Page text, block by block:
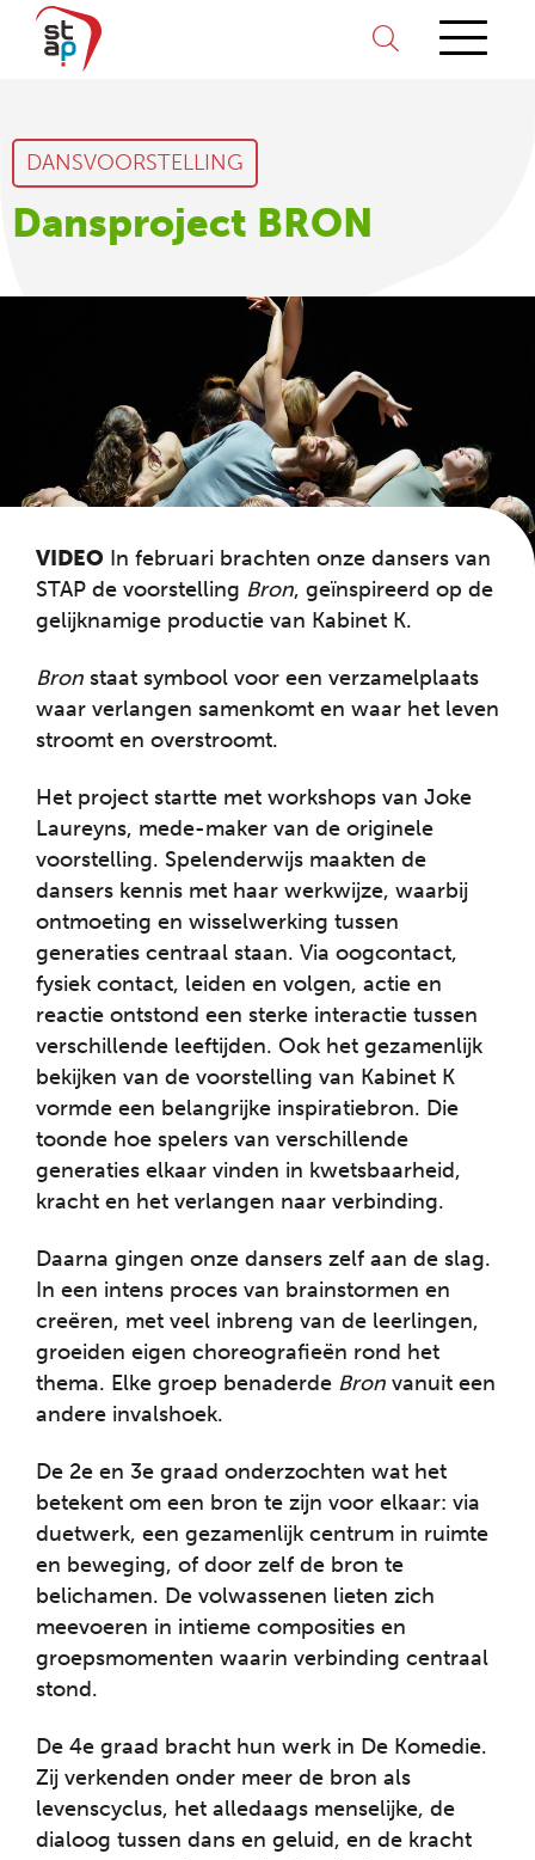
DANSVOORSTELLING
Dansproject BRON
VIDEO In februari brachten onze dansers van
STAP de voorstelling Bron, geïnspireerd op de
gelijknamige productie van Kabinet K.
Bron staat symbool voor een verzamelplaats
waar verlangen samenkomt en waar het leven
stroomt en overstroomt.
Het project startte met workshops van Joke
Laureyns, mede-maker van de originele
voorstelling. Spelenderwijs maakten de
dansers kennis met haar werkwijze, waarbij
ontmoeting en wisselwerking tussen
generaties centraal staan. Via oogcontact,
fysiek contact, leiden en volgen, actie en
reactie ontstond een sterke interactie tussen
verschillende leeftijden. Ook het gezamenlijk
bekijken van de voorstelling van Kabinet K
vormde een belangrijke inspiratiebron. Die
toonde hoe spelers van verschillende
generaties elkaar vinden in kwetsbaarheid,
kracht en het verlangen naar verbinding.
Daarna gingen onze dansers zelf aan de slag.
In een intens proces van brainstormen en
creëren, met veel inbreng van de leerlingen,
groeiden eigen choreografieën rond het
thema. Elke groep benaderde Bron vanuit een
andere invalshoek.
De 2e en 3e graad onderzochten wat het
betekent om een bron te zijn voor elkaar: via
duetwerk, een gezamenlijk centrum in ruimte
en beweging, of door zelf de bron te
belichamen. De volwassenen lieten zich
meevoeren in intieme composities en
groepsmomenten waarin verbinding centraal
stond.
De 4e graad bracht hun werk in De Komedie.
Zij verkenden onder meer de bron als
levenscyclus, het alledaags menselijke, de
dialoog tussen dans en geluid, en de kracht